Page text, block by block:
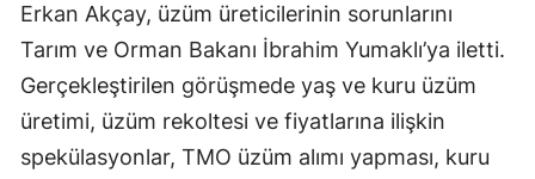
Erkan Akçay, üzüm üreticilerinin sorunlarını
Tarım ve Orman Bakanı İbrahim Yumaklı’ya iletti.
Gerçekleştirilen görüşmede yaş ve kuru üzüm
üretimi, üzüm rekoltesi ve fiyatlarına ilişkin
spekülasyonlar, TMO üzüm alımı yapması, kuru